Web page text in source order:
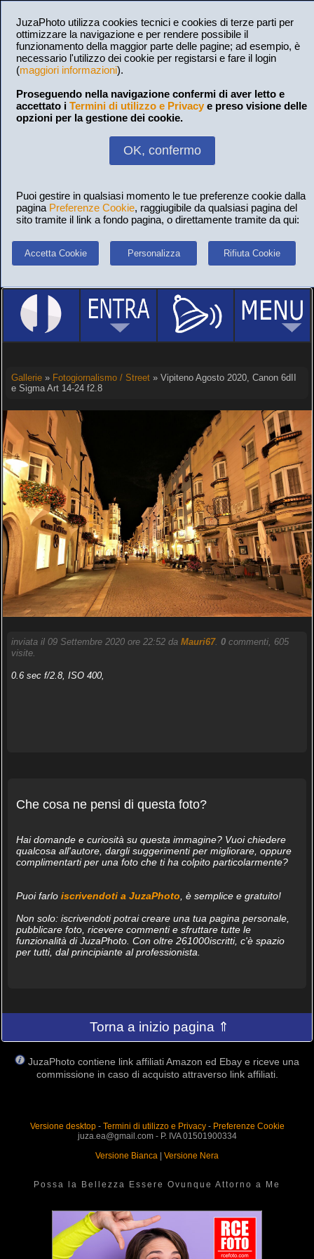
JuzaPhoto utilizza cookies tecnici e cookies di terze parti per
ottimizzare la navigazione e per rendere possibile il
funzionamento della maggior parte delle pagine; ad esempio, è
necessario l'utilizzo dei cookie per registarsi e fare il login
(maggiori informazioni).
Proseguendo nella navigazione confermi di aver letto e
accettato i Termini di utilizzo e Privacy e preso visione delle
opzioni per la gestione dei cookie.
OK, confermo
Puoi gestire in qualsiasi momento le tue preferenze cookie dalla
pagina Preferenze Cookie, raggiugibile da qualsiasi pagina del
sito tramite il link a fondo pagina, o direttamente tramite da qui:
Accetta Cookie Personalizza Rifiuta Cookie
Gallerie» Fotogiornalismo / Street» Vipiteno Agosto 2020, Canon 6dII
e Sigma Art 14-24 f2.8
inviata il 09 Settembre 2020 ore 22:52 da Mauri67. 0commenti, 605
visite.
0.6 sec f/2.8, ISO 400,
Che cosa ne pensi di questa foto?
Hai domande e curiosità su questa immagine? Vuoi chiedere
qualcosa all'autore, dargli suggerimenti per migliorare, oppure
complimentarti per una foto che ti ha colpito particolarmente?
Puoi farlo iscrivendoti a JuzaPhoto, è semplice e gratuito!
Non solo: iscrivendoti potrai creare una tua pagina personale,
pubblicare foto, ricevere commenti e sfruttare tutte le
funzionalità di JuzaPhoto. Con oltre 261000iscritti, c'è spazio
per tutti, dal principiante al professionista.
Torna a inizio pagina ⇑
JuzaPhoto contiene link affiliati Amazon ed Ebay e riceve una
commissione in caso di acquisto attraverso link affiliati.
Versione desktop- Termini di utilizzo e Privacy- Preferenze Cookie
juza.ea@gmail.com - P. IVA 01501900334
Versione Bianca
Versione Nera
Possa la Bellezza Essere Ovunque Attorno a Me